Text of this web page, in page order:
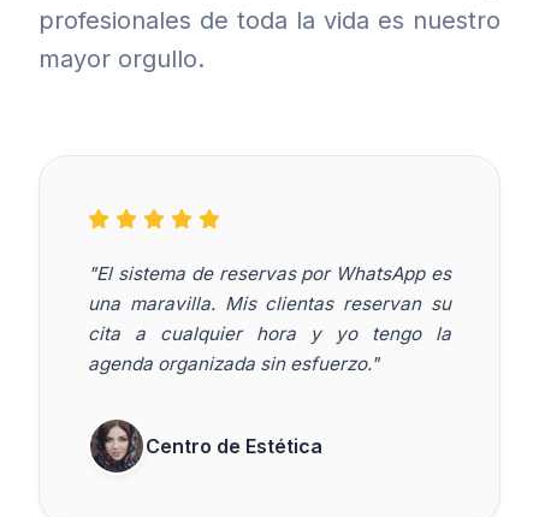
profesionales de toda la vida es nuestro
mayor orgullo.
"El sistema de reservas por WhatsApp es
una maravilla. Mis clientas reservan su
cita a cualquier hora y yo tengo la
agenda organizada sin esfuerzo."
Centro de Estética